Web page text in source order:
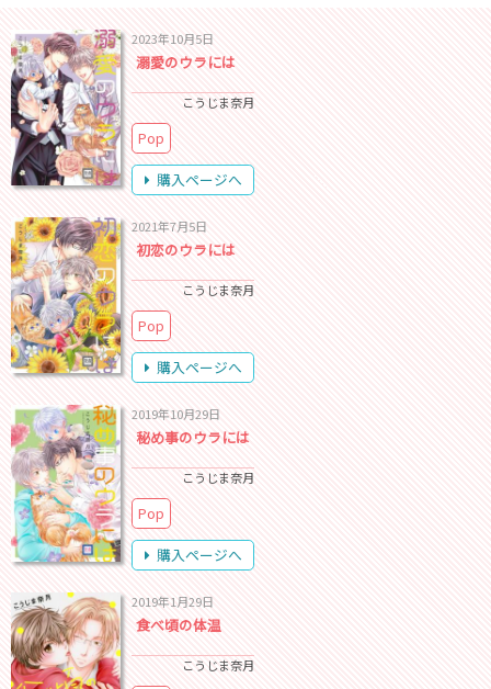
2023年10月5日
溺愛のウラには
こうじま奈月
Pop
購入ページへ
2021年7月5日
初恋のウラには
こうじま奈月
Pop
購入ページへ
2019年10月29日
秘め事のウラには
こうじま奈月
Pop
購入ページへ
2019年1月29日
食べ頃の体温
こうじま奈月